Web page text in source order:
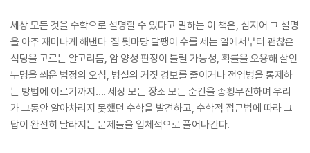
세상 모든 것을 수학으로 설명할 수 있다고 말하는 이 책은, 심지어 그 설명
을 아주 재미나게 해낸다. 집 뒷마당 달팽이 수를 세는 일에서부터 괜찮은
식당을 고르는 알고리듬, 암 양성 판정이 틀릴 가능성, 확률을 오용해 살인
누명을 씌운 법정의 오심, 병실의 거짓 경보를 줄이거나 전염병을 통제하
는 방법에 이르기까지…. 세상 모든 장소 모든 순간을 종횡무진하며 우리
가 그동안 알아차리지 못했던 수학을 발견하고, 수학적 접근법에 따라 그
답이 완전히 달라지는 문제들을 입체적으로 풀어나간다.